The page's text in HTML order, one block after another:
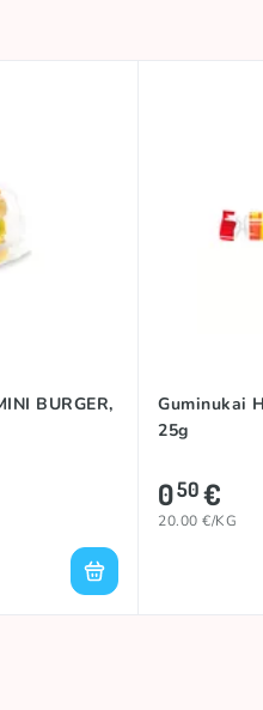
BURGER,
Guminukai
25g
050€
20.00 €/KG